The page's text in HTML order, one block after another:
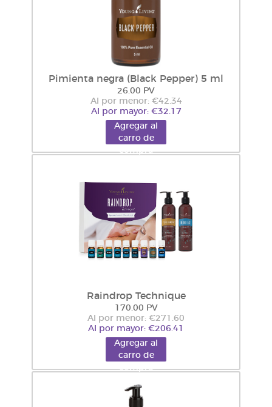
Pimienta negra (Black Pepper) 5 ml
26.00 PV
Al por menor: €42.34
Al por mayor: €32.17
Agregar al
carro de
compra
Raindrop Technique
170.00 PV
Al por menor: €271.60
Al por mayor: €206.41
Agregar al
carro de
compra